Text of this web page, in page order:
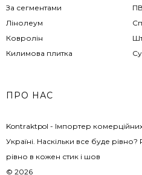
За сегментами
Лінолеум
Ковролін
Килимова плитка
ПРО НАС
Kontraktpol - Імпортер
Україні. Наскільки все буде
рівно в кожен стик і шов
© 2026